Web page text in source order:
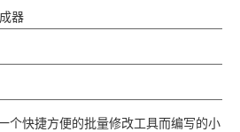
器
个快捷方便的批量修改工具而编写的小